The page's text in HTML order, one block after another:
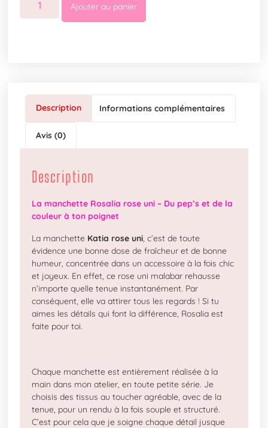
Ajouter au panier
Description Informations complémentaires
Avis (0)
Description
La manchette Rosalia rose uni – Du pep’s et de la
couleur à ton poignet
La manchette Katia rose uni, c’est de toute
évidence une bonne dose de fraîcheur et de bonne
humeur, concentrée dans un accessoire à la fois chic
et joyeux. En effet, ce rose uni malabar rehausse
n’importe quelle tenue instantanément. Par
conséquent, elle va attirer tous les regards ! Si tu
aimes les détails qui font la différence, Rosalia est
faite pour toi.
Chaque manchette est entièrement réalisée à la
main dans mon atelier, en toute petite série. Je
choisis des tissus au toucher agréable, avec de la
tenue, pour un rendu à la fois souple et structuré.
C’est pour cela que je soigne chaque détail jusque